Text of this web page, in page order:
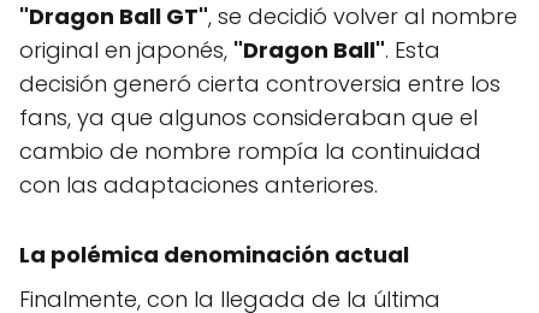
"Dragon Ball GT", se decidió volver al nombre
original en japonés, "Dragon Ball". Esta
decisión generó cierta controversia entre los
fans, ya que algunos consideraban que el
cambio de nombre rompía la continuidad
con las adaptaciones anteriores.
La polémica denominación actual
Finalmente, con la llegada de la última